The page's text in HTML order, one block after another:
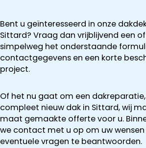
Bent u geïnteresseerd in onze
Sittard? Vraag dan vrijblijvend een
simpelweg het onderstaande
contactgegevens en een korte
project.
Of het nu gaat om een
compleet nieuw dak in Sittard, wij
maat gemaakte offerte voor u.
we contact met u op om uw wensen
eventuele vragen te beantwoorden.